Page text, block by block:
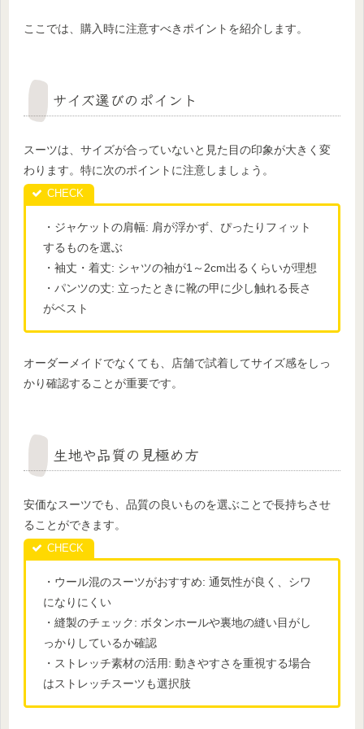
ここでは、購入時に注意すべきポイントを紹介します。
サイズ選びのポイント
スーツは、サイズが合っていないと見た目の印象が大きく変
わります。特に次のポイントに注意しましょう。
・ジャケットの肩幅: 肩が浮かず、ぴったりフィット
するものを選ぶ
・袖丈・着丈: シャツの袖が1～2cm出るくらいが理想
・パンツの丈: 立ったときに靴の甲に少し触れる長さ
がベスト
オーダーメイドでなくても、店舗で試着してサイズ感をしっ
かり確認することが重要です。
生地や品質の見極め方
安価なスーツでも、品質の良いものを選ぶことで長持ちさせ
ることができます。
・ウール混のスーツがおすすめ: 通気性が良く、シワ
になりにくい
・縫製のチェック: ボタンホールや裏地の縫い目がし
っかりしているか確認
・ストレッチ素材の活用: 動きやすさを重視する場合
はストレッチスーツも選択肢